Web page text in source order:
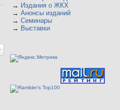
→ Издания о ЖКХ
→ Анонсы изданий
→ Семинары
→ Выставки